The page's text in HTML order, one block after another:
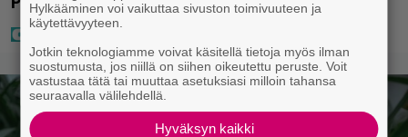
Hylkääminen voi vaikuttaa sivuston toimivuuteen ja
käytettävyyteen.
Jotkin teknologiamme voivat käsitellä tietoja myös ilman
suostumusta, jos niillä on siihen oikeutettu peruste. Voit
vastustaa tätä tai muuttaa asetuksiasi milloin tahansa
seuraavalla välilehdellä.
Hyväksyn kaikki